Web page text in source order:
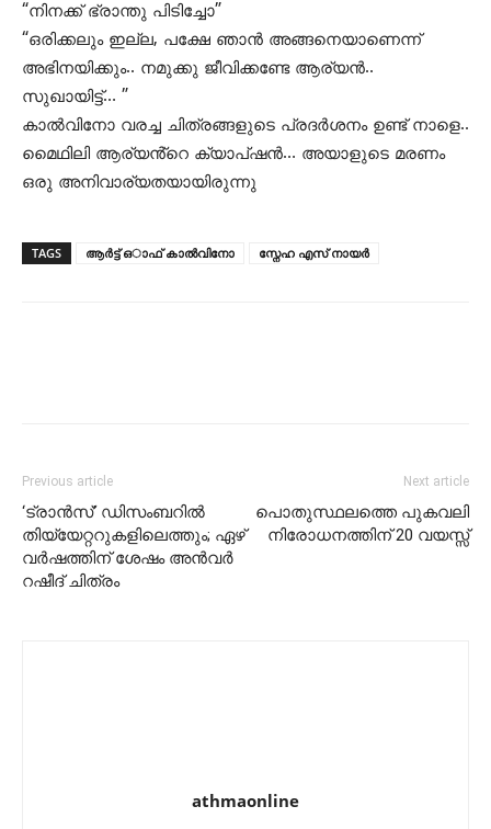
“നിനക്ക് ഭ്രാന്തു പിടിച്ചോ”
“ഒരിക്കലും ഇല്ല, പക്ഷേ ഞാൻ അങ്ങനെയാണെന്ന്
അഭിനയിക്കും.. നമുക്കു ജീവിക്കണ്ടേ ആര്യൻ..
സുഖായിട്ട്… ”
കാൽവിനോ വരച്ച ചിത്രങ്ങളുടെ പ്രദർശനം ഉണ്ട് നാളെ..
മെെഥിലി ആര്യൻ്റെ ക്യാപ്ഷൻ… അയാളുടെ മരണം
ഒരു അനിവാര്യതയായിരുന്നു
TAGS ആർട്ട് ഒാഫ് കാൽവിനോ സ്നേഹ എസ് നായർ
Previous article
‘ട്രാന്‍സ്’ ഡിസംബറില്‍
തിയ്യേറ്ററുകളിലെത്തും; ഏഴ്
വര്‍ഷത്തിന് ശേഷം അന്‍വര്‍
റഷീദ് ചിത്രം
Next article
പൊതുസ്ഥലത്തെ പുകവലി
നിരോധനത്തിന് 20 വയസ്സ്
athmaonline